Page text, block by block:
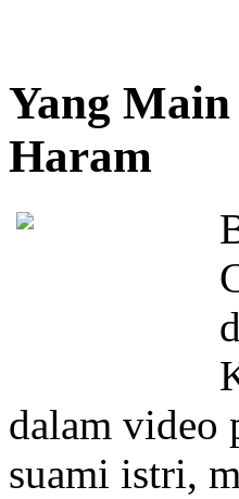
Yang
Haram
dalam video
suami istri,